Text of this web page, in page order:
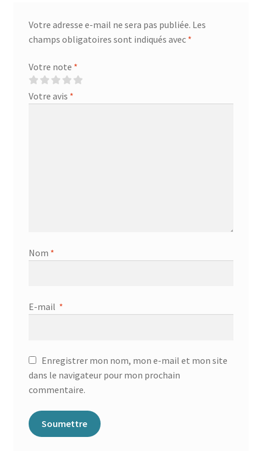
Votre adresse e-mail ne sera pas publiée. Les
champs obligatoires sont indiqués avec *
Votre note *
Votre avis *
Nom *
E-mail *
Enregistrer mon nom, mon e-mail et mon site
dans le navigateur pour mon prochain
commentaire.